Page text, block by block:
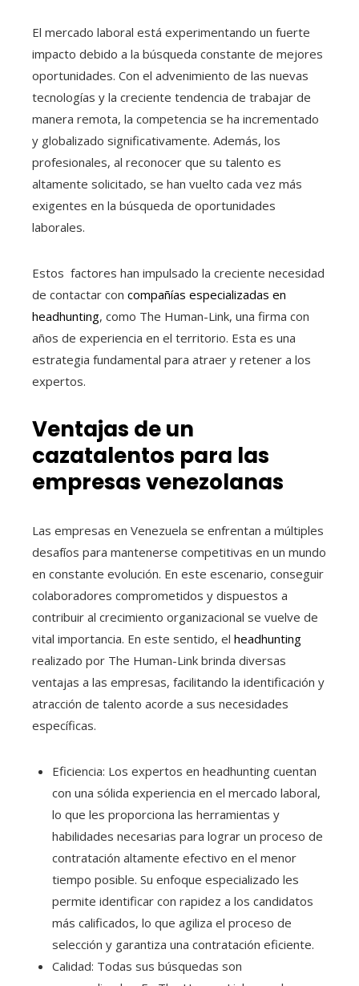
El mercado laboral está experimentando un fuerte
impacto debido a la búsqueda constante de mejores
oportunidades. Con el advenimiento de las nuevas
tecnologías y la creciente tendencia de trabajar de
manera remota, la competencia se ha incrementado
y globalizado significativamente. Además, los
profesionales, al reconocer que su talento es
altamente solicitado, se han vuelto cada vez más
exigentes en la búsqueda de oportunidades
laborales.
Estos factores han impulsado la creciente necesidad
de contactar con compañías especializadas en
headhunting, como The Human-Link, una firma con
años de experiencia en el territorio. Esta es una
estrategia fundamental para atraer y retener a los
expertos.
Ventajas de un
cazatalentos para las
empresas venezolanas
Las empresas en Venezuela se enfrentan a múltiples
desafíos para mantenerse competitivas en un mundo
en constante evolución. En este escenario, conseguir
colaboradores comprometidos y dispuestos a
contribuir al crecimiento organizacional se vuelve de
vital importancia. En este sentido, el headhunting
realizado por The Human-Link brinda diversas
ventajas a las empresas, facilitando la identificación y
atracción de talento acorde a sus necesidades
específicas.
Eficiencia: Los expertos en headhunting cuentan
con una sólida experiencia en el mercado laboral,
lo que les proporciona las herramientas y
habilidades necesarias para lograr un proceso de
contratación altamente efectivo en el menor
tiempo posible. Su enfoque especializado les
permite identificar con rapidez a los candidatos
más calificados, lo que agiliza el proceso de
selección y garantiza una contratación eficiente.
Calidad: Todas sus búsquedas son